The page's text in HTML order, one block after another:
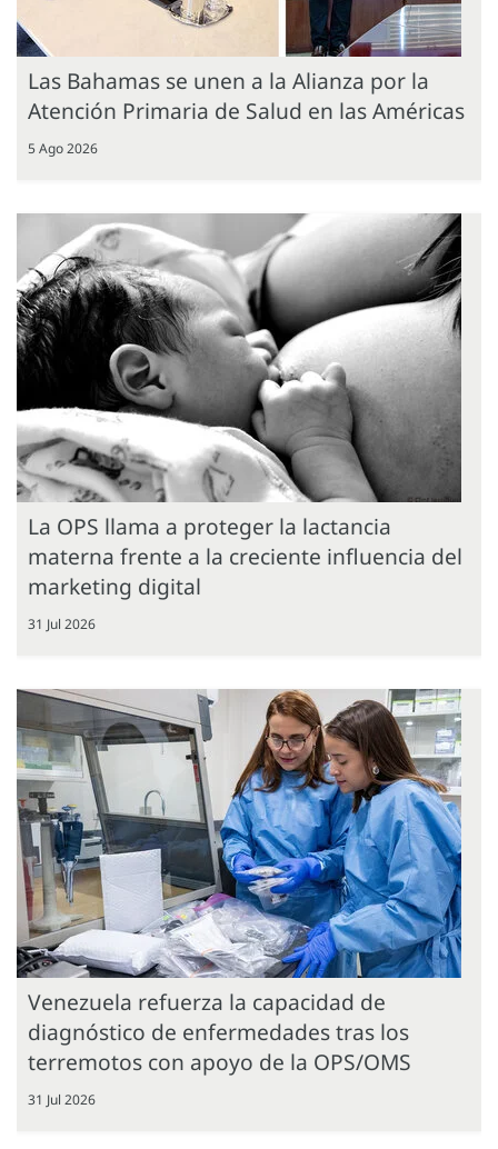
Las Bahamas se unen a la Alianza por la
Atención Primaria de Salud en las Américas
5 Ago 2026
La OPS llama a proteger la lactancia
materna frente a la creciente influencia del
marketing digital
31 Jul 2026
Venezuela refuerza la capacidad de
diagnóstico de enfermedades tras los
terremotos con apoyo de la OPS/OMS
31 Jul 2026